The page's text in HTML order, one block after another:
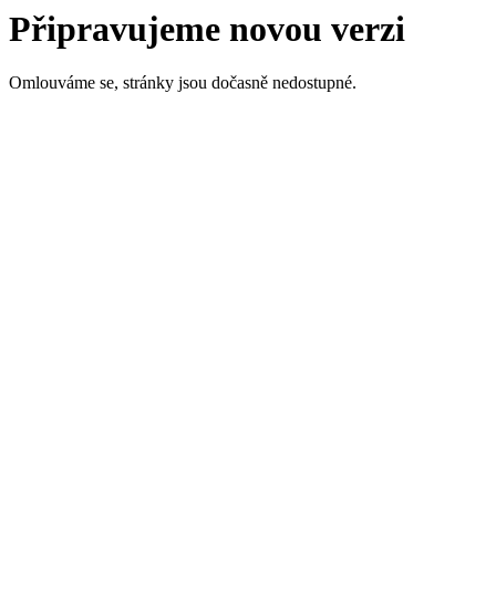
Připravujeme novou verzi
Omlouváme se, stránky jsou dočasně nedostupné.